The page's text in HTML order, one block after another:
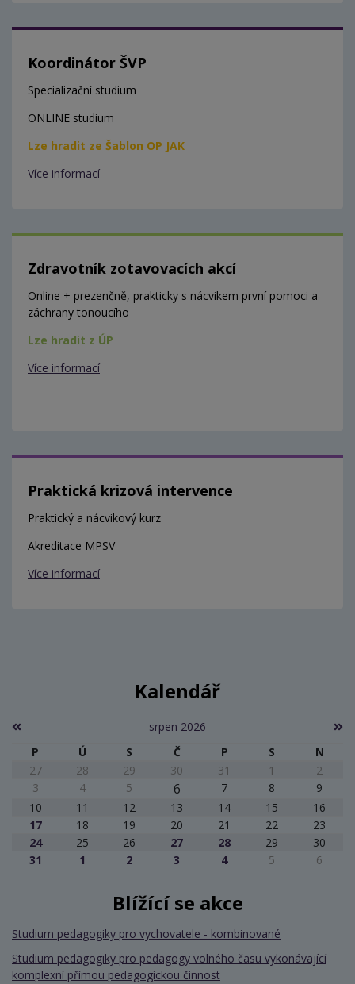
Koordinátor ŠVP
Specializační studium
ONLINE studium
Lze hradit ze Šablon OP JAK
Více informací
Zdravotník zotavovacích akcí
Online + prezenčně, prakticky s nácvikem první pomoci a
záchrany tonoucího
Lze hradit z ÚP
Více informací
Praktická krizová intervence
Praktický a nácvikový kurz
Akreditace MPSV
Více informací
Kalendář
srpen 2026
P
Ú S Č P S
N
27
28 29 30 31 1
2
3
4 5 6 7 8
9
10
11 12 13 14 15
16
17
18 19 20 21 22
23
24
25 26 27 28 29
30
31
1 2 3 4 5 6
Blížící se akce
Studium pedagogiky pro vychovatele - kombinované
Studium pedagogiky pro pedagogy volného času vykonávající
komplexní přímou pedagogickou činnost